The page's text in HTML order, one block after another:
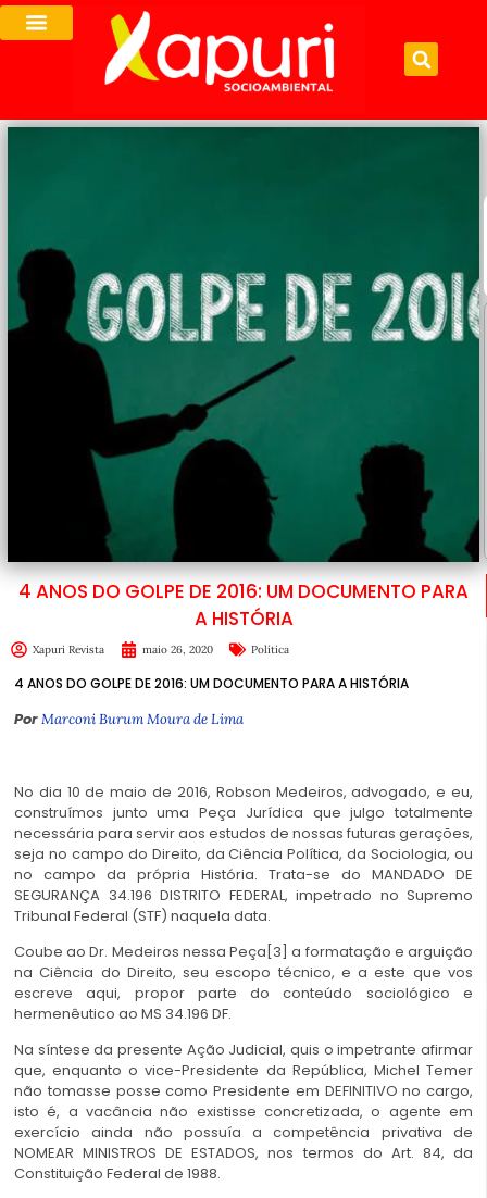
4 ANOS DO GOLPE DE 2016: UM DOCUMENTO PARA
A HISTÓRIA
Xapuri Revista maio 26, 2020 Política
4 ANOS DO GOLPE DE 2016: UM DOCUMENTO PARA A HISTÓRIA
PorMarconi Burum Moura de Lima
No dia 10 de maio de 2016, Robson Medeiros, advogado, e eu,
construímos junto uma Peça Jurídica que julgo totalmente
necessária para servir aos estudos de nossas futuras gerações,
seja no campo do Direito, da Ciência Política, da Sociologia, ou
no campo da própria História. Trata-se do MANDADO DE
SEGURANÇA 34.196 DISTRITO FEDERAL, impetrado no Supremo
Tribunal Federal (STF) naquela data.
Coube ao Dr. Medeiros nessa Peça[3] a formatação e arguição
na Ciência do Direito, seu escopo técnico, e a este que vos
escreve aqui, propor parte do conteúdo sociológico e
hermenêutico ao MS 34.196 DF.
Na síntese da presente Ação Judicial, quis o impetrante afirmar
que, enquanto o vice-Presidente da República, Michel Temer
não tomasse posse como Presidente em DEFINITIVO no cargo,
isto é, a vacância não existisse concretizada, o agente em
exercício ainda não possuía a competência privativa de
NOMEAR MINISTROS DE ESTADOS, nos termos do Art. 84, da
Constituição Federal de 1988.